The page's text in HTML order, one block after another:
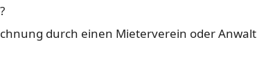
durch einen Mieterverein oder Anwalt